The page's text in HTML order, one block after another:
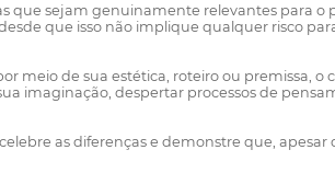
que sejam genuinamente relevantes para o
que isso não implique qualquer risco
meio de sua estética, roteiro ou premissa, o
imaginação, despertar processos de
as diferenças e demonstre que, apesar